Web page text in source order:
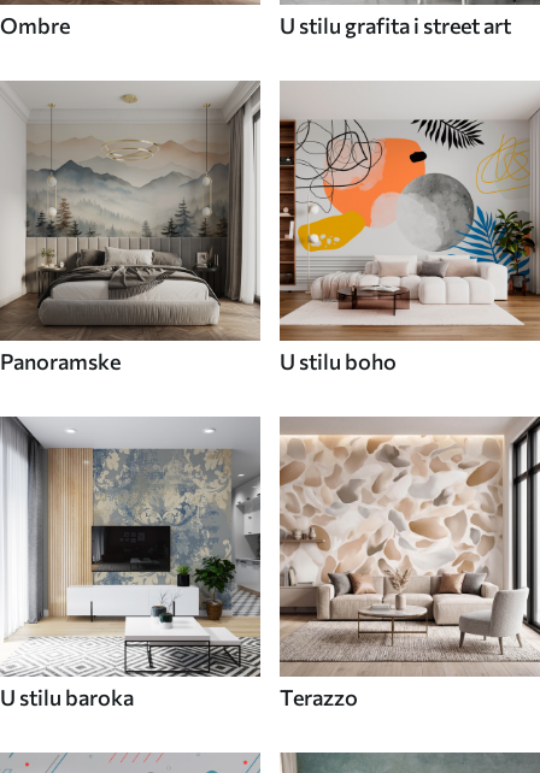
Ombre U stilu grafita i street art
Panoramske U stilu boho
U stilu baroka Terazzo